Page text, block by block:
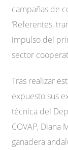
campañas de
‘Referentes,
impulso del
sector
Tras realizar
expuesto sus
técnica del
COVAP, Diana
ganadera